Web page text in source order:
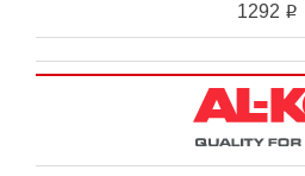
1292 i